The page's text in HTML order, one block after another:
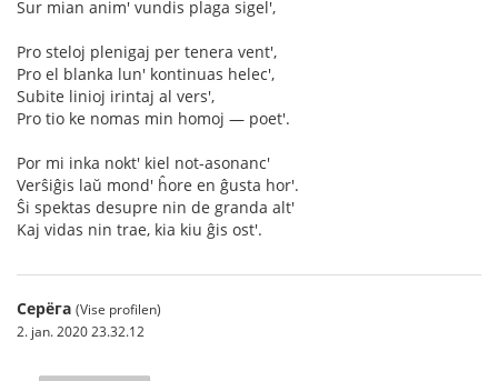
Sur mian anim' vundis plaga sigel',
Pro steloj plenigaj per tenera vent',
Pro el blanka lun' kontinuas helec',
Subite linioj irintaj al vers',
Pro tio ke nomas min homoj — poet'.
Por mi inka nokt' kiel not-asonanc'
Verŝiĝis laŭ mond' ĥore en ĝusta hor'.
Ŝi spektas desupre nin de granda alt'
Kaj vidas nin trae, kia kiu ĝis ost'.
Серёга (Vise profilen)
2. jan. 2020 23.32.12